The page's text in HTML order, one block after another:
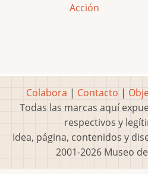
Acción
Colabora | Contacto |
Todas las marcas aquí
respectivos y
Idea, página, contenidos y
2001-2026 Museo